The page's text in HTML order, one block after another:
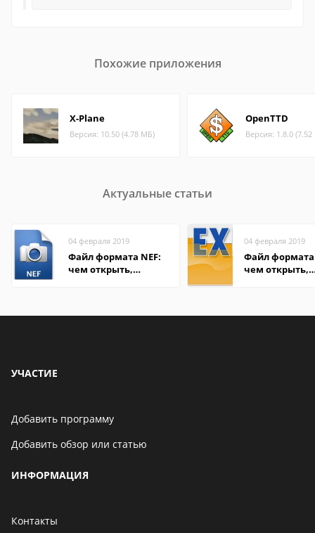
Похожие приложения
X-Plane
Версия: 10.50 (4.78 МБ)
OpenTTD
Версия: 1.8.0
Актуальные статьи
04 февраля 2019
Файл формата NEF:
чем открыть,
04 февраля 2019
Файл
чем открыть,
УЧАСТИЕ
Добавить программу
Добавить обзор или статью
ИНФОРМАЦИЯ
Контакты